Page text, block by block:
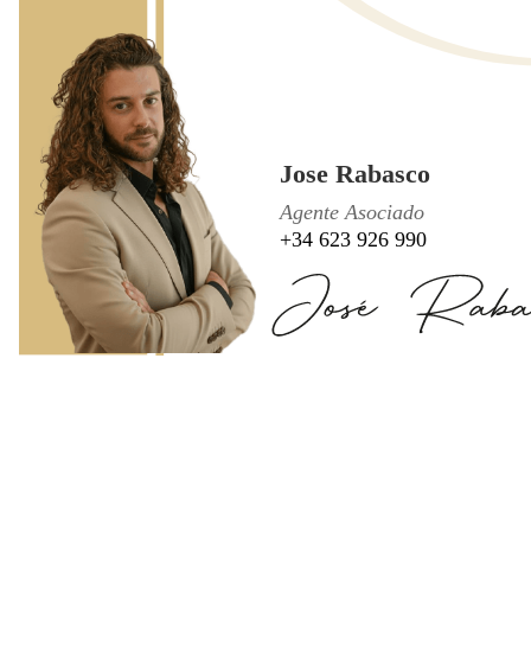
Jose Rabasco
Agente Asociado
+34 623 926 990